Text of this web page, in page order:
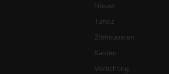
Nieuw
Tafels
Zitmeubelen
Kasten
Verlichting